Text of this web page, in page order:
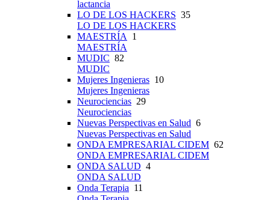
lactancia
LO DE LOS HACKERS 35
LO DE LOS HACKERS
MAESTRÍA
1
MAESTRÍA
MUDIC 82
MUDIC
Mujeres Ingenieras 10
Mujeres Ingenieras
Neurociencias 29
Neurociencias
Nuevas Perspectivas en Salud 6
Nuevas Perspectivas en Salud
ONDA EMPRESARIAL CIDEM 62
ONDA EMPRESARIAL CIDEM
ONDA SALUD 4
ONDA SALUD
Onda Terapia 11